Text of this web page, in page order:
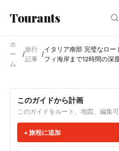
Tourants
ホ
ー
ム
/
旅行
記事
/
イタリア南部 完璧なロ
フィ海岸まで12時間の深
このガイドから計画
このガイドをルート、地図、編集
旅程に追加